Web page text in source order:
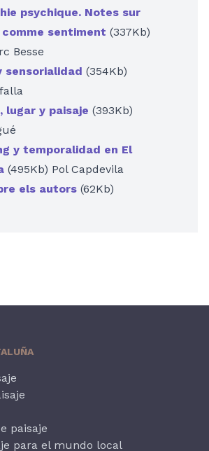
psychique. Notes sur
comme sentiment (337Kb)
Besse
sensorialidad (354Kb)
lugar y paisaje (393Kb)
y temporalidad en El
(495Kb) Pol Capdevila
els autors (62Kb)
paisaje
para el mundo local